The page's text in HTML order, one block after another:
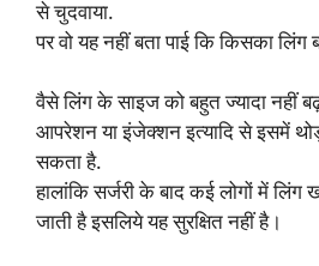
से चुदवाया.
पर वो यह नहीं बता पाई कि किसका
वैसे लिंग के साइज को बहुत ज्यादा नहीं
आपरेशन या इंजेक्शन इत्यादि से इसमें
सकता है.
हालांकि सर्जरी के बाद कई लोगों में
जाती है इसलिये यह सुरक्षित नहीं है।